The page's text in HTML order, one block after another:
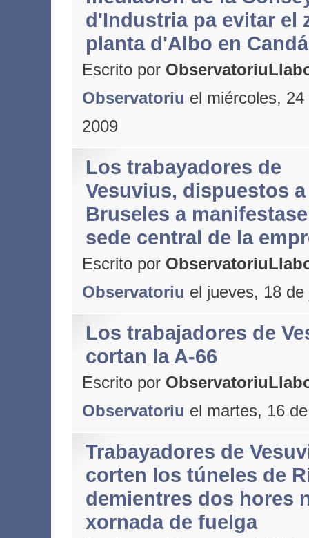
d'Industria pa evitar el
planta d'Albo en
Escrito por
Observatoriu el miércoles,
2009
Los trabayadores de
Vesuvius, dispuestos
Bruseles a
sede central de la
Escrito por
Observatoriu el jueves, 18
Los trabajadores de
cortan la A-66
Escrito por
Observatoriu el martes, 16
Trabayadores de
corten los túneles de
demientres dos hores
xornada de fuelga